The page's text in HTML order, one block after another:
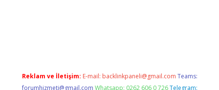
Reklam ve İletişim: E-mail: backlinkpaneli@gmail.com Teams:
forumhizmeti@gmail.com Whatsapp: 0262 606 0 726 Telegram: